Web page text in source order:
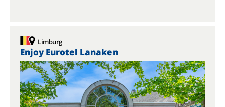
Limburg
Enjoy Eurotel Lanaken